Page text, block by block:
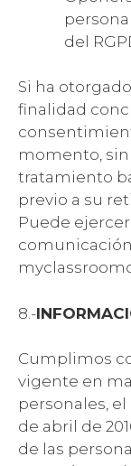
del
Si ha
finalidad
momento,
tratamiento
previo a su
Puede
8.-
Cumplimos
vigente en
personales, el
de abril de
de las